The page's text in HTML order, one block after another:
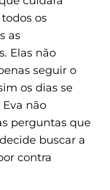
os
as
Elas não
seguir o
os dias se
não
perguntas que
buscar a
contra